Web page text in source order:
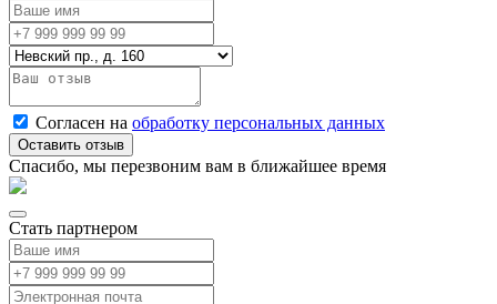
Согласен на обработку персональных данных
Спасибо, мы перезвоним вам в ближайшее время
Стать партнером